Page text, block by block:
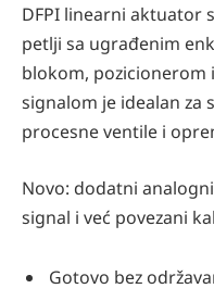
DFPI linearni aktuator
petlji sa ugrađenim
blokom,
signalom je idealan za
procesne ventile i
Novo: dodatni
signal i već povezani
Gotovo bez